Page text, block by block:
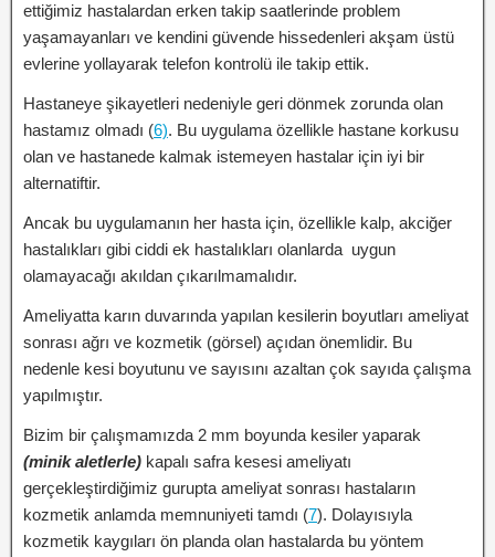
ettiğimiz hastalardan erken takip saatlerinde problem
yaşamayanları ve kendini güvende hissedenleri akşam üstü
evlerine yollayarak telefon kontrolü ile takip ettik.
Hastaneye şikayetleri nedeniyle geri dönmek zorunda olan
hastamız olmadı (6). Bu uygulama özellikle hastane korkusu
olan ve hastanede kalmak istemeyen hastalar için iyi bir
alternatiftir.
Ancak bu uygulamanın her hasta için, özellikle kalp, akciğer
hastalıkları gibi ciddi ek hastalıkları olanlarda uygun
olamayacağı akıldan çıkarılmamalıdır.
Ameliyatta karın duvarında yapılan kesilerin boyutları ameliyat
sonrası ağrı ve kozmetik (görsel) açıdan önemlidir. Bu
nedenle kesi boyutunu ve sayısını azaltan çok sayıda çalışma
yapılmıştır.
Bizim bir çalışmamızda 2 mm boyunda kesiler yaparak
(minik aletlerle) kapalı safra kesesi ameliyatı
gerçekleştirdiğimiz gurupta ameliyat sonrası hastaların
kozmetik anlamda memnuniyeti tamdı (7). Dolayısıyla
kozmetik kaygıları ön planda olan hastalarda bu yöntem